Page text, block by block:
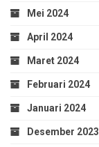
Mei 2024
April 2024
Maret 2024
Februari 2024
Januari 2024
Desember 2023